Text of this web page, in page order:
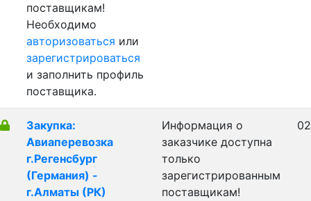
поставщикам!
Необходимо
авторизоваться или
зарегистрироваться
и заполнить профиль
поставщика.
Закупка:
Авиаперевозка
г.Регенсбург
(Германия) -
г.Алматы (РК)
Информация о
заказчике доступна
только
зарегистрированным
поставщикам!